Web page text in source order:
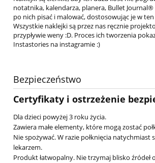
notatnika, kalendarza, planera, Bullet
po nich pisać i malować, dostosowując je w
Wszystkie naklejki są przez nas ręcznie
przypływie weny :D. Proces ich tworzenia
Instastories na instagramie :)
Bezpieczeństwo
Certyfikaty i ostrzeżenie
Dla dzieci powyżej 3 roku życia.
Zawiera małe elementy, które mogą zostać
Nie spożywać. W razie połknięcia natychmiast
lekarzem.
Produkt łatwopalny. Nie trzymaj blisko źródeł